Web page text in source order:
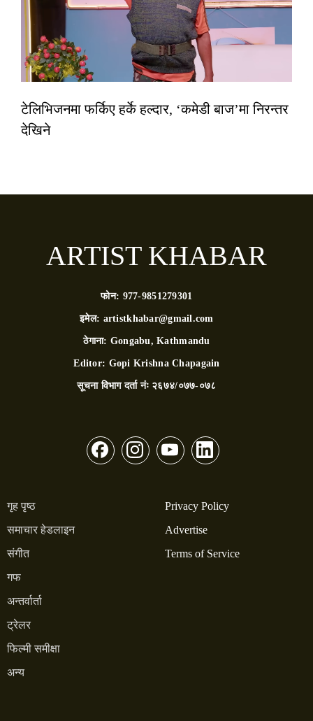
टेलिभिजनमा फर्किए हर्के हल्दार, ‘कमेडी बाज’मा निरन्तर
देखिने
ARTIST KHABAR
फोन: 977-9851279301
इमेल: artistkhabar@gmail.com
ठेगाना: Gongabu, Kathmandu
Editor: Gopi Krishna Chapagain
सूचना विभाग दर्ता नंः २६७४/०७७-०७८
गृह पृष्ठ
समाचार हेडलाइन
संगीत
गफ
अन्तर्वार्ता
ट्रेलर
फिल्मी समीक्षा
अन्य
Privacy Policy
Advertise
Terms of Service